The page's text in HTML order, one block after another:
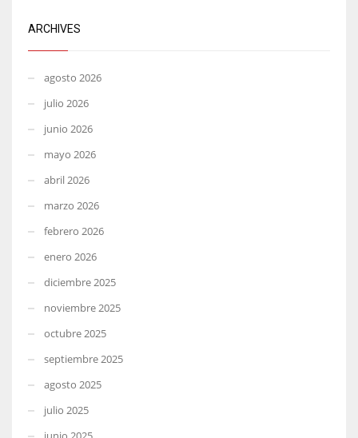
ARCHIVES
agosto 2026
julio 2026
junio 2026
mayo 2026
abril 2026
marzo 2026
febrero 2026
enero 2026
diciembre 2025
noviembre 2025
octubre 2025
septiembre 2025
agosto 2025
julio 2025